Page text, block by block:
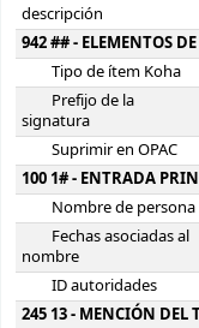
descripción
942 ## - ELEMENTOS
Tipo de ítem Koha
Prefijo de la
signatura
Suprimir en OPAC
100 1# - ENTRADA
Nombre de persona
Fechas asociadas al
nombre
ID autoridades
245 13 - MENCIÓN DEL